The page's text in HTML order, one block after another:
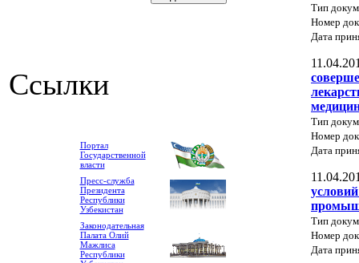
Ссылки
Портал
Государственной
власти
Пресс-служба
Президента
Республики
Узбекистан
Законодательная
Палата Олий
Мажлиса
Республики
Тип
Номер
Дата
Тип
Номер
Дата
Тип
Номер
Дата